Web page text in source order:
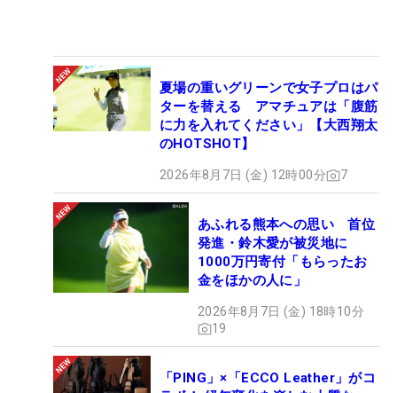
夏場の重いグリーンで女子プロはパ
ターを替える アマチュアは「腹筋
に力を入れてください」【大西翔太
のHOTSHOT】
2026年8月7日 (金) 12時00分 7
あふれる熊本への思い 首位
発進・鈴木愛が被災地に
1000万円寄付「もらったお
金をほかの人に」
2026年8月7日 (金) 18時10分
19
「PING」×「ECCO Leather」がコ